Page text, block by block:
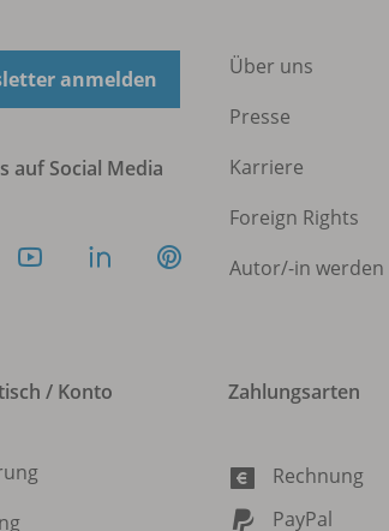
anmelden
auf Social Media
Über uns
Presse
Karriere
Foreign Rights
Autor/-in werden
/ Konto Zahlungsarten
Rechnung
PayPal